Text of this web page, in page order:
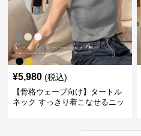
¥5,980 (税込)
【骨格ウェーブ向け】タートル
ネック すっきり着こなせるニッ